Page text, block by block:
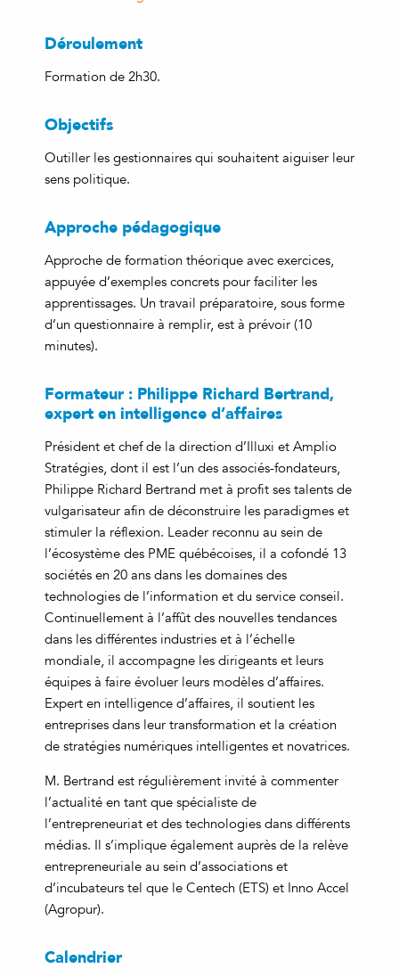
Déroulement
Formation de 2h30.
Objectifs
Outiller les gestionnaires qui souhaitent aiguiser leur
sens politique.
Approche pédagogique
Approche de formation théorique avec exercices,
appuyée d’exemples concrets pour faciliter les
apprentissages. Un travail préparatoire, sous forme
d’un questionnaire à remplir, est à prévoir (10
minutes).
Formateur : Philippe Richard Bertrand,
expert en intelligence d’affaires
Président et chef de la direction d’Illuxi et Amplio
Stratégies, dont il est l’un des associés-fondateurs,
Philippe Richard Bertrand met à profit ses talents de
vulgarisateur afin de déconstruire les paradigmes et
stimuler la réflexion. Leader reconnu au sein de
l’écosystème des PME québécoises, il a cofondé 13
sociétés en 20 ans dans les domaines des
technologies de l’information et du service conseil.
Continuellement à l’affût des nouvelles tendances
dans les différentes industries et à l’échelle
mondiale, il accompagne les dirigeants et leurs
équipes à faire évoluer leurs modèles d’affaires.
Expert en intelligence d’affaires, il soutient les
entreprises dans leur transformation et la création
de stratégies numériques intelligentes et novatrices.
M. Bertrand est régulièrement invité à commenter
l’actualité en tant que spécialiste de
l’entrepreneuriat et des technologies dans différents
médias. Il s’implique également auprès de la relève
entrepreneuriale au sein d’associations et
d’incubateurs tel que le Centech (ETS) et Inno Accel
(Agropur).
Calendrier